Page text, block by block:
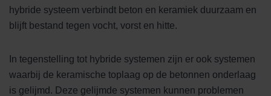
hybride systeem verbindt beton en keramiek duurzaam en
blijft bestand tegen vocht, vorst en hitte.
In tegenstelling tot hybride systemen zijn er ook systemen
waarbij de keramische toplaag op de betonnen onderlaag
is gelijmd. Deze gelijmde systemen kunnen problemen